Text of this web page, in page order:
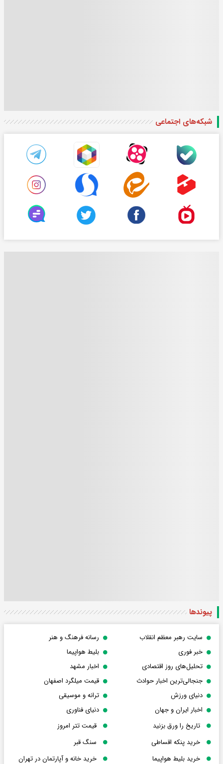
شبکه‌های اجتماعی
پیوندها
سایت رهبر معظم انقلاب
رسانه فرهنگ و هنر
خبر فوری
بلیط هواپیما
تحلیل‌های روز اقتصادی
اخبار مشهد
جنجالی‌ترین اخبار حوادث
قیمت میلگرد اصفهان
دنیای ورزش
ترانه و موسیقی
اخبار ایران و جهان
دنیای فناوری
تاریخ را ورق بزنید
قیمت تتر امروز
خرید پنکه اقساطی
سنگ قبر
خرید بلیط هواپیما
خرید خانه و آپارتمان در تهران